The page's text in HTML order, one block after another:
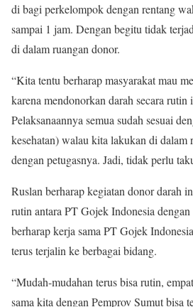
di bagi perkelompok dengan rentang
sampai 1 jam. Dengan begitu tidak
di dalam ruangan donor.
“Kita tentu berharap masyarakat mau
karena mendonorkan darah secara rutin
Pelaksanaannya semua sudah sesuai
kesehatan) walau kita lakukan di dalam
dengan petugasnya. Jadi, tidak perlu
Ruslan berharap kegiatan donor darah
rutin antara PT Gojek Indonesia
berharap kerja sama PT Gojek
terus terjalin ke berbagai bidang.
“Mudah-mudahan terus bisa rutin,
sama kita dengan Pemprov Sumut bisa